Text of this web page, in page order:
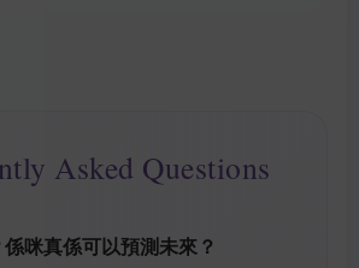
Asked Questions
咪真係可以預測未來？